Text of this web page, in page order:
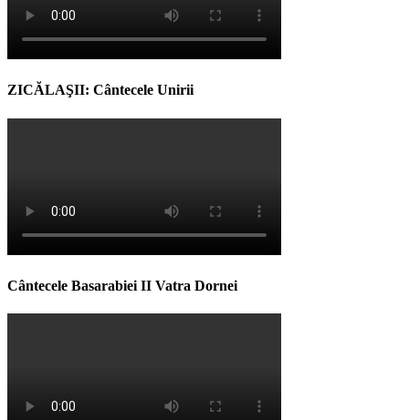
ZICĂLAŞII: Cântecele Unirii
Cântecele Basarabiei II Vatra Dornei